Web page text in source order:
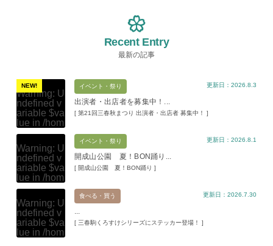
Recent Entry
最新の記事
NEW!
Warning: U
ndefined v
ariable $va
lue in /hom
e/xs11945
9/miharuko
ma.com/pu
blic_html/w
p-content/t
hemes/mih
aru/templat
e-parts/pic
up.phpon l
ine19
Warning: A
イベント・祭り
出演者・出店者を募集中！...
[ 第21回三春秋まつり 出演者・出店者 募集中！ ]
更新日：2026.8.3
Warning: U
ndefined v
ariable $va
lue in /hom
e/xs11945
9/miharuko
ma.com/pu
blic_html/w
p-content/t
hemes/mih
イベント・祭り
開成山公園 夏！BON踊り...
[ 開成山公園 夏！BON踊り ]
更新日：2026.8.1
Warning: U
ndefined v
ariable $va
lue in /hom
食べる・買う
...
[ 三春駒くろすけシリーズにステッカー登場！ ]
更新日：2026.7.30